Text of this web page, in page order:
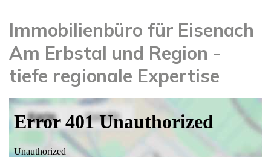
Immobilienbüro für Eisenach
Am Erbstal und Region -
tiefe regionale Expertise